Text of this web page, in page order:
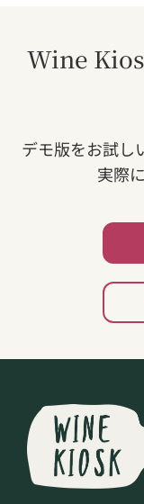
Wine
デモ版をお試し
実際